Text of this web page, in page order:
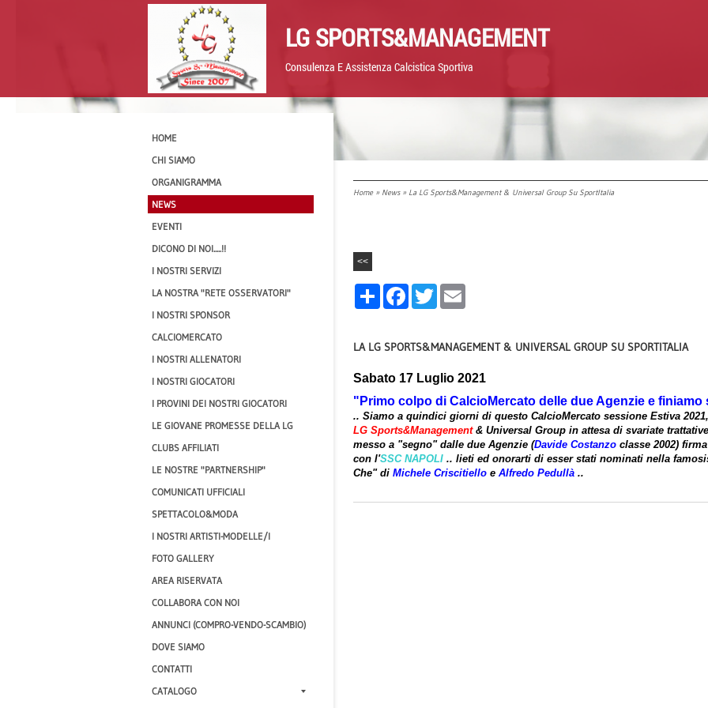
LG SPORTS&MANAGEMENT
Consulenza E Assistenza Calcistica Sportiva
Home» News» La LG Sports&Management & Universal Group Su SportItalia
<<
Share FacebookTwitter
LA LG SPORTS&MANAGEMENT & UNIVERSAL GROUP SU SPORTITALIA
Sabato 17 Luglio 2021
"Primo colpo di CalcioMercato delle due Agenzie e finiamo
.. Siamo a quindici giorni di questo CalcioMercato sessione Estiva
LG Sports&Management& Universal Group in attesa di svariate
messo a "segno" dalle due Agenzie (Davide Costanzo classe 2002)
con l'SSC NAPOLI .. lieti ed onorarti di esser stati nominati nella
Che" di Michele Criscitiello e Alfredo Pedullà ..
HOME
CHI SIAMO
ORGANIGRAMMA
NEWS
EVENTI
DICONO DI NOI.....!!
I NOSTRI SERVIZI
LA NOSTRA "RETE OSSERVATORI"
I NOSTRI SPONSOR
CALCIOMERCATO
I NOSTRI ALLENATORI
I NOSTRI GIOCATORI
I PROVINI DEI NOSTRI GIOCATORI
LE GIOVANE PROMESSE DELLA LG
CLUBS AFFILIATI
LE NOSTRE "PARTNERSHIP"
COMUNICATI UFFICIALI
SPETTACOLO&MODA
I NOSTRI ARTISTI-MODELLE/I
FOTO GALLERY
AREA RISERVATA
COLLABORA CON NOI
ANNUNCI (COMPRO-VENDO-SCAMBIO)
DOVE SIAMO
CONTATTI
CATALOGO